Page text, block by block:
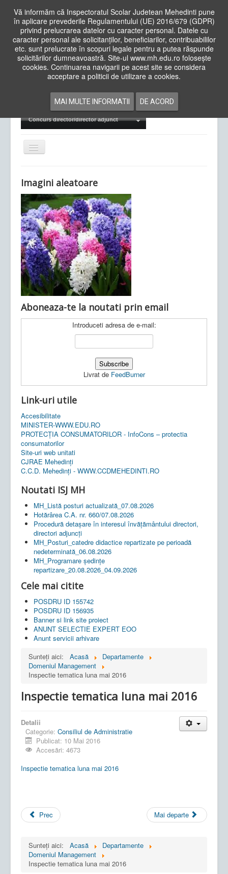
Vă informăm că Inspectoratul Scolar Judetean Mehedinti pune
în aplicare prevederile Regulamentului (UE) 2016/679 (GDPR)
privind prelucrarea datelor cu caracter personal. Datele cu
caracter personal ale solicitanților, beneficiarilor, contribuabililor
etc. sunt prelucrate în scopuri legale pentru a putea răspunde
solicitărilor dumneavoastră. Site-ul www.mh.edu.ro folosește
cookies. Continuarea navigarii pe acest site se considera
acceptare a politicii de utilizare a cookies.
MAI MULTE INFORMATII DE ACORD
Cauta
in
siteAcasa Cadre Didactice
Examene Naționale
Concurs director/director adjunct
Comută
navigarea
Ultimele articole: Vi, 04.11.2022 -
Județean Mehedinți
Imagini aleatoare
Aboneaza-te la noutati prin email
Introduceti adresa de e-mail:
Livrat de FeedBurner
Link-uri utile
Accesibilitate
MINISTER-WWW.EDU.RO
PROTECȚIA CONSUMATORILOR - InfoCons – protectia
consumatorilor
Site-uri web unitati
CJRAE Mehedinți
C.C.D. Mehedinţi - WWW.CCDMEHEDINTI.RO
Noutati ISJ MH
MH_Listă posturi actualizată_07.08.2026
Hotărârea C.A. nr. 660/07.08.2026
Procedură detașare în interesul învățământului directori,
directori adjuncți
MH_Posturi_catedre didactice repartizate pe perioadă
nedeterminată_06.08.2026
MH_Programare ședințe
repartizare_20.08.2026_04.09.2026
Cele mai citite
POSDRU ID 155742
POSDRU ID 156935
Banner si link site proiect
ANUNT SELECTIE EXPERT EOO
Anunt servicii arhivare
Sunteți aici:
Acasă
Departamente
Domeniul Management
Inspectie tematica luna mai 2016
Inspectie tematica luna mai 2016
Detalii
Categorie: Consiliul de Administratie
Publicat: 10 Mai 2016
Accesări: 4673
Inspectie tematica luna mai 2016
Prec Mai departe
Sunteți aici: Acasă
Departamente
Domeniul Management
Inspectie tematica luna mai 2016